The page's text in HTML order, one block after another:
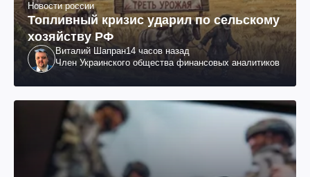
Новости россии
Топливный кризис ударил по сельскому
хозяйству РФ
Виталий Шапран14 часов назад
Член Украинского общества финансовых аналитиков